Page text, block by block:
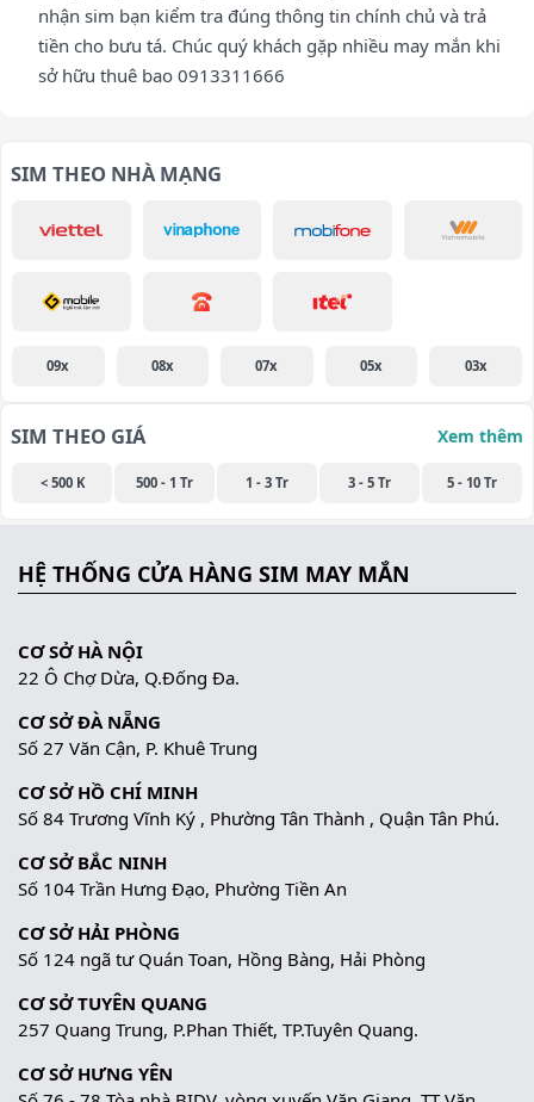
nhận sim bạn kiểm tra đúng thông tin chính chủ và trả
tiền cho bưu tá. Chúc quý khách gặp nhiều may mắn khi
sở hữu thuê bao 0913311666
SIM THEO NHÀ MẠNG
09x 08x 07x 05x 03x
SIM THEO GIÁ Xem thêm
< 500 K 500 - 1 Tr 1 - 3 Tr 3 - 5 Tr 5 - 10 Tr
HỆ THỐNG CỬA HÀNG SIM MAY MẮN
CƠ SỞ HÀ NỘI
22 Ô Chợ Dừa, Q.Đống Đa.
CƠ SỞ ĐÀ NẴNG
Số 27 Văn Cận, P. Khuê Trung
CƠ SỞ HỒ CHÍ MINH
Số 84 Trương Vĩnh Ký , Phường Tân Thành , Quận Tân Phú.
CƠ SỞ BẮC NINH
Số 104 Trần Hưng Đạo, Phường Tiền An
CƠ SỞ HẢI PHÒNG
Số 124 ngã tư Quán Toan, Hồng Bàng, Hải Phòng
CƠ SỞ TUYÊN QUANG
257 Quang Trung, P.Phan Thiết, TP.Tuyên Quang.
CƠ SỞ HƯNG YÊN